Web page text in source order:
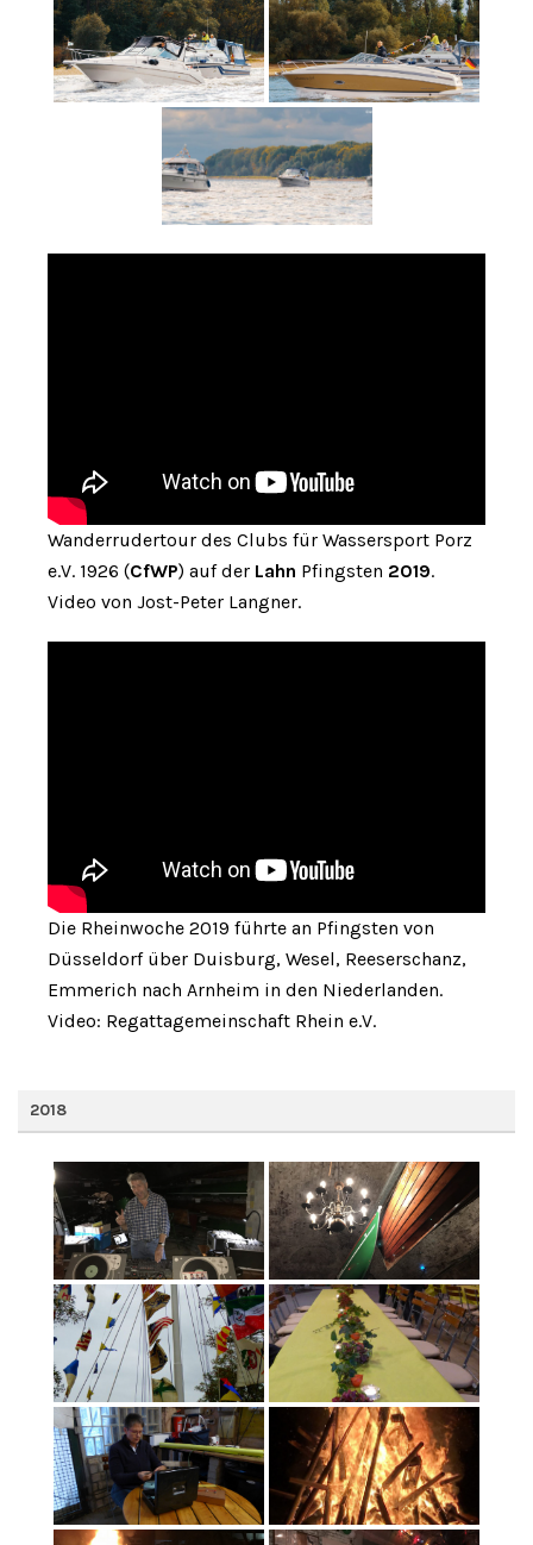
Wanderrudertour des Clubs für Wassersport Porz
e.V. 1926 (CfWP) auf der Lahn Pfingsten 2019.
Video von Jost-Peter Langner.
Die Rheinwoche 2019 führte an Pfingsten von
Düsseldorf über Duisburg, Wesel, Reeserschanz,
Emmerich nach Arnheim in den Niederlanden.
Video: Regattagemeinschaft Rhein e.V.
2018